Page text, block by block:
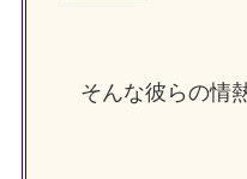
そんな彼らの情